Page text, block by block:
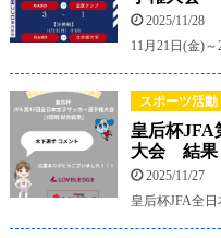
2025/11/28
11月21日(金)
スポーツ活動
皇后杯JFA
大会 結果
2025/11/27
皇后杯JFA全日